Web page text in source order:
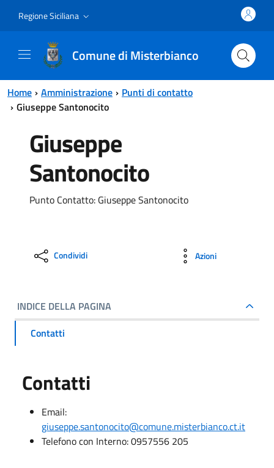
Regione Siciliana
Comune di Misterbianco
Home Amministrazione
Punti di contatto
Giuseppe Santonocito
Giuseppe
Santonocito
Punto Contatto: Giuseppe Santonocito
Condividi Azioni
INDICE DELLA PAGINA
Contatti
Contatti
Email:
giuseppe.santonocito@comune.misterbianco.ct.it
Telefono con Interno:0957556 205